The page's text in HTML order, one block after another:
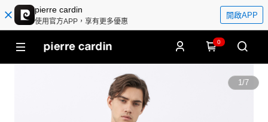
pierre cardin
使用官方APP，享有更多優惠
開啟APP
0
1/7